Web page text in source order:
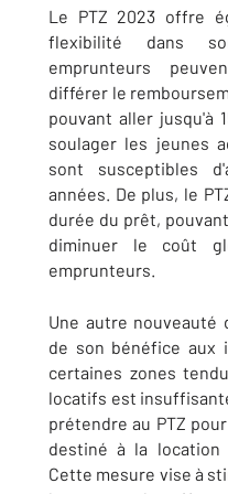
Le PTZ 2023 offre
flexibilité dans
emprunteurs
différer le
pouvant aller jusqu'à
soulager les jeunes
sont susceptibles
années. De plus, le
durée du prêt,
diminuer le coût
emprunteurs.
Une autre nouveauté
de son bénéfice aux
certaines zones
locatifs est
prétendre au PTZ
destiné à la location
Cette mesure vise à